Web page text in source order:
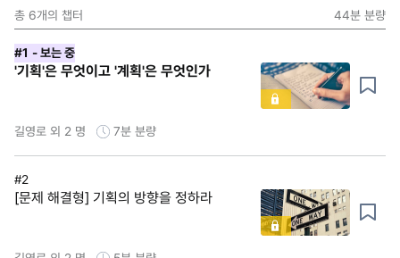
총 6개의 챕터 44분 분량
#1 - 보는 중
'기획'은 무엇이고 '계획'은 무엇인가
길영로 외 2 명 7분 분량
#2
[문제 해결형] 기획의 방향을 정하라